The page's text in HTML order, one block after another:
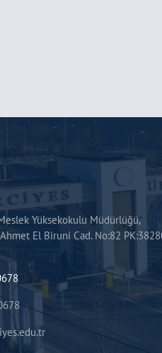
Yüksekokulu Müdürlüğü,
El Biruni Cad. No:82